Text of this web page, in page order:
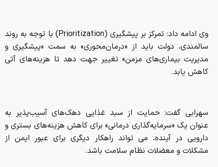
وی ادامه داد: تمرکز بر پیشگیری (Prioritization) با توجه به روند
سالمندی، دولت باید از «درمان‌محوری» به سمت «پیشگیری و
مدیریت بیماری‌های مزمن» تغییر جهت دهد تا هزینه‌های آتی
کاهش یابد.
سهرابی گفت: حمایت از سبد غذایی دهک‌های آسیب‌پذیر به
عنوان یک «سرمایه‌گذاری درمانی» برای کاهش هزینه‌های بستری و
دارویی در آینده، می تواند راهکار دیگری برای عبور ایمن از
مشکلات و معضلات نظام سلامت باشد.